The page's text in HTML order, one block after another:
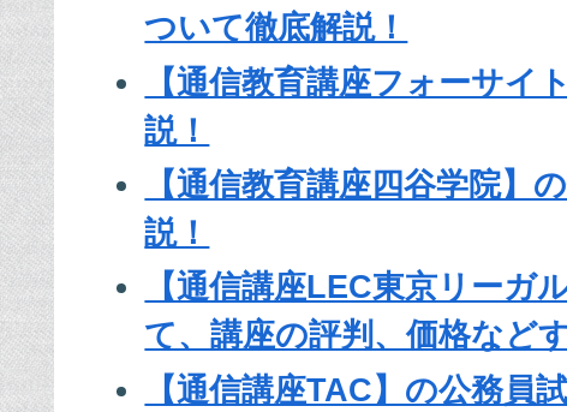
ついて徹底解説！
【通信教育講座フォーサイ
説！
【通信教育講座四谷学院】
説！
【通信講座LEC東京リーガ
て、講座の評判、価格など
【通信講座TAC】の公務員